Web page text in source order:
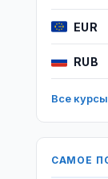
EUR
RUB
Все
САМОЕ